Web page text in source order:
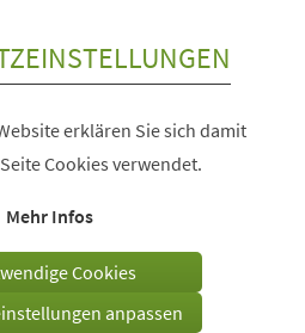
erklären Sie sich damit
Cookies verwendet.
Mehr Infos
Cookies
anpassen